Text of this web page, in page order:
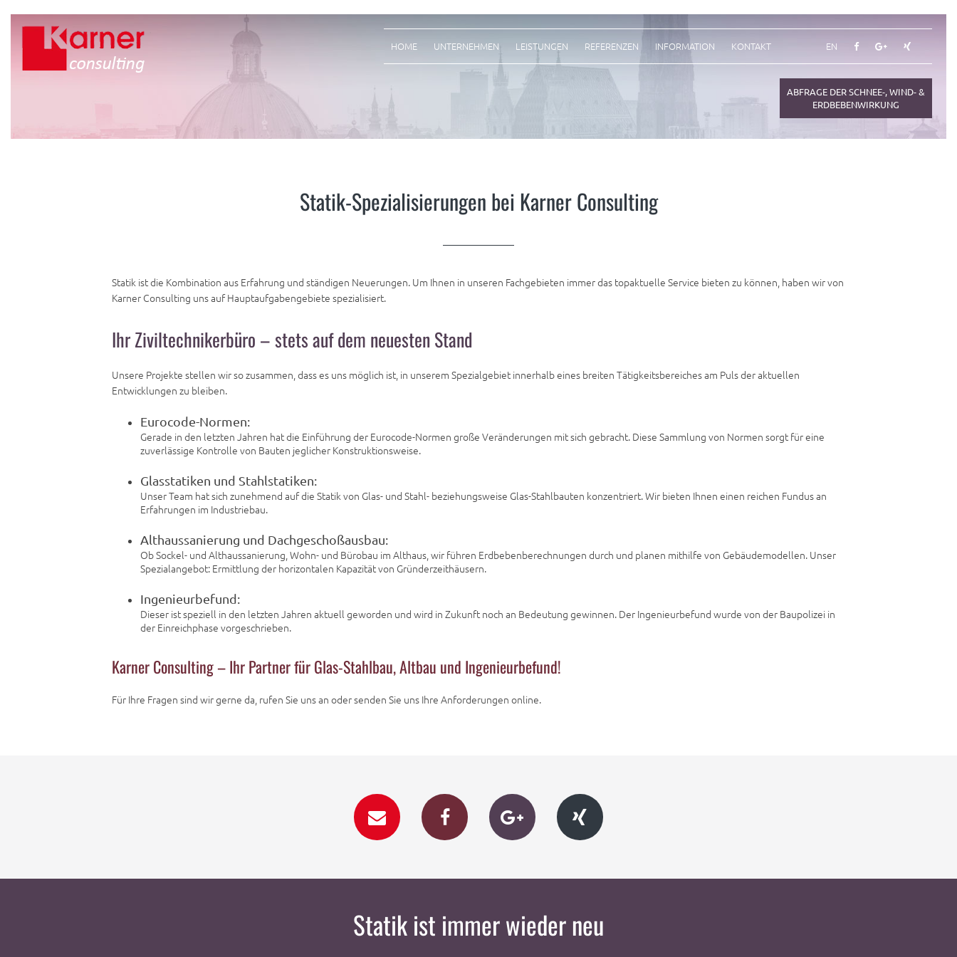
HOME UNTERNEHMEN LEISTUNGEN REFERENZEN INFORMATION KONTAKT EN
ABFRAGE DER SCHNEE-, WIND- &
ERDBEBENWIRKUNG
Statik-Spezialisierungen bei Karner Consulting
Statik ist die Kombination aus Erfahrung und ständigen Neuerungen. Um Ihnen in unseren Fachgebieten immer das topaktuelle Service bieten zu können, haben wir von
Karner Consulting uns auf Hauptaufgabengebiete spezialisiert.
Ihr Ziviltechnikerbüro – stets auf dem neuesten Stand
Unsere Projekte stellen wir so zusammen, dass es uns möglich ist, in unserem Spezialgebiet innerhalb eines breiten Tätigkeitsbereiches am Puls der aktuellen
Entwicklungen zu bleiben.
Eurocode-Normen:
Gerade in den letzten Jahren hat die Einführung der Eurocode-Normen große Veränderungen mit sich gebracht. Diese Sammlung von Normen sorgt für eine
zuverlässige Kontrolle von Bauten jeglicher Konstruktionsweise.
Glasstatiken und Stahlstatiken:
Unser Team hat sich zunehmend auf die Statik von Glas- und Stahl- beziehungsweise Glas-Stahlbauten konzentriert. Wir bieten Ihnen einen reichen Fundus an
Erfahrungen im Industriebau.
Althaussanierung und Dachgeschoßausbau:
Ob Sockel- und Althaussanierung, Wohn- und Bürobau im Althaus, wir führen Erdbebenberechnungen durch und planen mithilfe von Gebäudemodellen. Unser
Spezialangebot: Ermittlung der horizontalen Kapazität von Gründerzeithäusern.
Ingenieurbefund:
Dieser ist speziell in den letzten Jahren aktuell geworden und wird in Zukunft noch an Bedeutung gewinnen. Der Ingenieurbefund wurde von der Baupolizei in
der Einreichphase vorgeschrieben.
Karner Consulting – Ihr Partner für Glas-Stahlbau, Altbau und Ingenieurbefund!
Für Ihre Fragen sind wir gerne da, rufen Sie uns an oder senden Sie uns Ihre Anforderungen online.
Statik ist immer wieder neu